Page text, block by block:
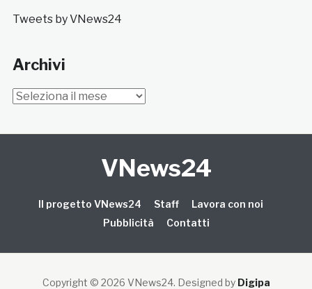
Tweets by VNews24
Archivi
Archivi
VNews24
Il progetto VNews24 Staff
Lavora con noi
Pubblicità
Contatti
Copyright © 2026 VNews24. Designed by Digipa